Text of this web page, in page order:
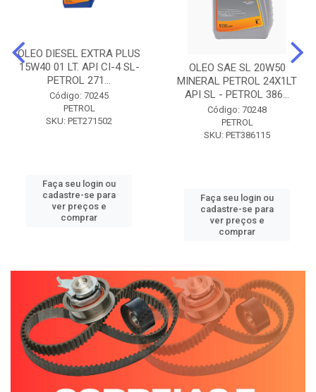
OLEO DIESEL EXTRA PLUS
15W40 01 LT. API CI-4 SL-
PETROL 271...
Código: 70245
PETROL
SKU: PET271502
Faça seu login ou
cadastre-se para
ver preços e
comprar
OLEO SAE SL 20W50
MINERAL PETROL 24X1LT
API SL - PETROL 386...
Código: 70248
PETROL
SKU: PET386115
Faça seu login ou
cadastre-se para
ver preços e
comprar